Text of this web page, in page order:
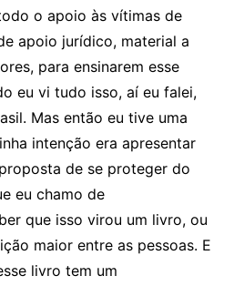
o apoio às vítimas de
apoio jurídico, material a
para ensinarem esse
eu vi tudo isso, aí eu falei,
Mas então eu tive uma
intenção era apresentar
de se proteger do
eu chamo de
que isso virou um livro, ou
maior entre as pessoas. E
livro tem um